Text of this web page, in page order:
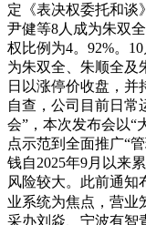
定《表决权委托和谈
尹健等8人成为朱双
权比例为4。92%。
为朱双全、朱顺全及
日以涨停价收盘，并
自查，公司目前日常
会”，本次发布会以“
点示范到全面推广“
钱自2025年9月以来
风险较大。此前通知
业系统为焦点，营业
采办刘焱、宁波有智